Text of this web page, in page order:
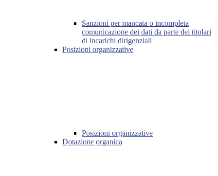
Sanzioni per mancata o incompleta
comunicazione dei dati da parte dei titolari
di incarichi dirigenziali
Posizioni organizzative
Posizioni organizzative
Dotazione organica